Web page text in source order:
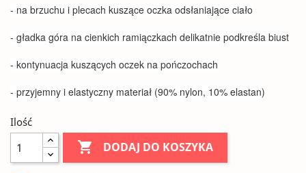
- na brzuchu i plecach kuszące oczka odsłaniające ciało
- gładka góra na cienkich ramiączkach delikatnie podkreśla biust
- kontynuacja kuszących oczek na pończochach
- przyjemny i elastyczny materiał (90% nylon, 10% elastan)
Ilość
 DODAJ DO KOSZYKA